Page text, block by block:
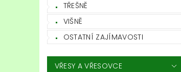
TŘEŠNĚ
VIŠNĚ
OSTATNÍ ZAJÍMAVOSTI
VŘESY A VŘESOVCE